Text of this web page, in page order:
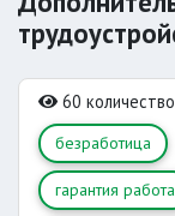
60
безработица
гарантия работа